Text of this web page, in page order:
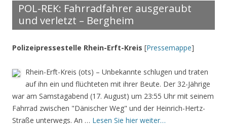
POL-REK: Fahrradfahrer ausgeraubt
und verletzt – Bergheim
Polizeipressestelle Rhein-Erft-Kreis [Pressemappe]
Rhein-Erft-Kreis (ots) – Unbekannte schlugen und traten
auf ihn ein und flüchteten mit ihrer Beute. Der 32-Jährige
war am Samstagabend (17. August) um 23:55 Uhr mit seinem
Fahrrad zwischen "Dänischer Weg" und der Heinrich-Hertz-
Straße unterwegs. An … Lesen Sie hier weiter…